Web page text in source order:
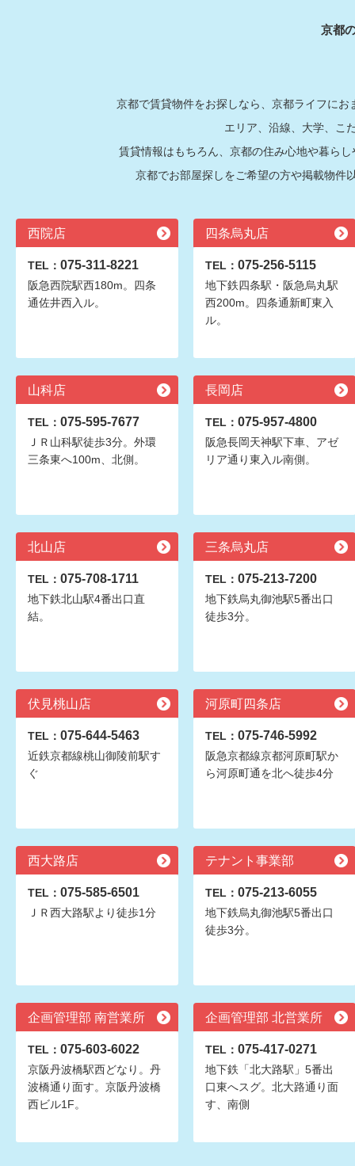
京都
京都で賃貸物件をお探しなら、京都ライフに
エリア、沿線、大学、こ
賃貸情報はもちろん、京都の住み心地や暮ら
京都でお部屋探しをご希望の方や掲載物件
西院店
TEL： 075-311-8221
阪急西院駅西180m。四条
通佐井西入ル。
四条烏丸店
TEL： 075-256-5115
地下鉄四条駅・阪急烏丸駅
西200m。四条通新町東入
ル。
山科店
TEL： 075-595-7677
ＪＲ山科駅徒歩3分。外環
三条東へ100m、北側。
長岡店
TEL： 075-957-4800
阪急長岡天神駅下車、アゼ
リア通り東入ル南側。
北山店
TEL： 075-708-1711
地下鉄北山駅4番出口直
結。
三条烏丸店
TEL： 075-213-7200
地下鉄烏丸御池駅5番出口
徒歩3分。
伏見桃山店
TEL： 075-644-5463
近鉄京都線桃山御陵前駅す
ぐ
河原町四条店
TEL： 075-746-5992
阪急京都線京都河原町駅か
ら河原町通を北へ徒歩4分
西大路店
TEL： 075-585-6501
ＪＲ西大路駅より徒歩1分
テナント事業部
TEL： 075-213-6055
地下鉄烏丸御池駅5番出口
徒歩3分。
企画管理部 南営業所
TEL： 075-603-6022
京阪丹波橋駅西どなり。丹
波橋通り面す。京阪丹波橋
西ビル1F。
企画管理部 北営業所
TEL： 075-417-0271
地下鉄「北大路駅」5番出
口東へスグ。北大路通り面
す、南側